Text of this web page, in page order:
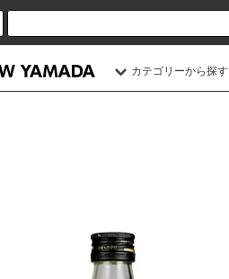
カテゴリーから探す